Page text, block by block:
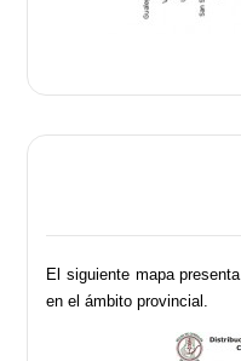
El siguiente mapa
en el ámbito provincial.